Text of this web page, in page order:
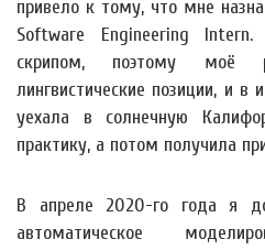
привело к тому, что мне
Software Engineering
скрипом, поэтому моё
лингвистические позиции, и в
уехала в солнечную
практику, а потом получила
В апреле 2020-го года я
автоматическое